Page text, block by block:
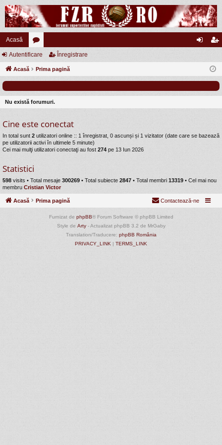
Acasă
or
u
uri
eg
Autentificare Înregistrare
Acasă Prima pagină
Nu există forumuri.
Cine este conectat
In total sunt 2 utilizatori online :: 1 înregistrat, 0 ascunși și 1 vizitator (date care se bazează
pe utilizatorii activi în ultimele 5 minute)
Cei mai mulţi utilizatori conectaţi au fost 274 pe 13 Iun 2026
Statistici
598 visits • Total mesaje 300269 • Total subiecte 2847 • Total membri 13319 • Cel mai nou
membru Cristian Victor
Acasă Prima pagină Contactează-ne
Furnizat de phpBB® Forum Software © phpBB Limited
Style de Arty- Actualizat phpBB 3.2 de MrGaby
Translation/Traducere: phpBB România
PRIVACY_LINK | TERMS_LINK